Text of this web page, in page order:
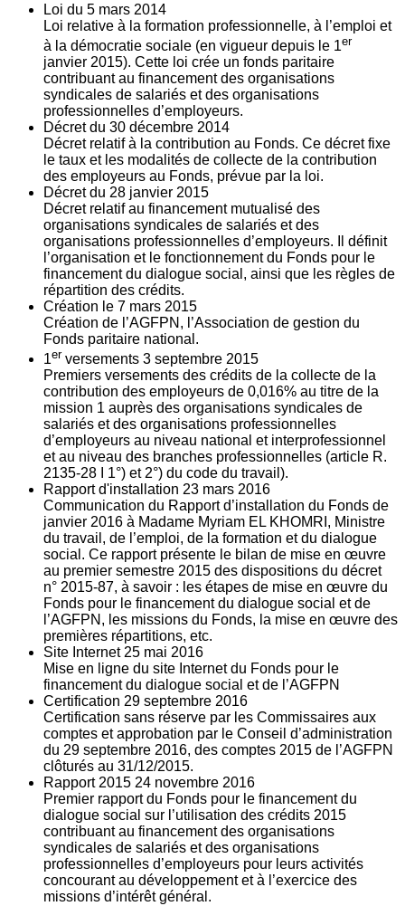
Loi du 5 mars 2014
Loi relative à la formation professionnelle, à l’emploi et
à la démocratie sociale (en vigueur depuis le 1er
janvier 2015). Cette loi crée un fonds paritaire
contribuant au financement des organisations
syndicales de salariés et des organisations
professionnelles d’employeurs.
Décret du 30 décembre 2014
Décret relatif à la contribution au Fonds. Ce décret fixe
le taux et les modalités de collecte de la contribution
des employeurs au Fonds, prévue par la loi.
Décret du 28 janvier 2015
Décret relatif au financement mutualisé des
organisations syndicales de salariés et des
organisations professionnelles d’employeurs. Il définit
l’organisation et le fonctionnement du Fonds pour le
financement du dialogue social, ainsi que les règles de
répartition des crédits.
Création le 7 mars 2015
Création de l’AGFPN, l’Association de gestion du
Fonds paritaire national.
1er versements 3 septembre 2015
Premiers versements des crédits de la collecte de la
contribution des employeurs de 0,016% au titre de la
mission 1 auprès des organisations syndicales de
salariés et des organisations professionnelles
d’employeurs au niveau national et interprofessionnel
et au niveau des branches professionnelles (article R.
2135‐28 I 1°) et 2°) du code du travail).
Rapport d'installation 23 mars 2016
Communication du Rapport d’installation du Fonds de
janvier 2016 à Madame Myriam EL KHOMRI, Ministre
du travail, de l’emploi, de la formation et du dialogue
social. Ce rapport présente le bilan de mise en œuvre
au premier semestre 2015 des dispositions du décret
n° 2015-87, à savoir : les étapes de mise en œuvre du
Fonds pour le financement du dialogue social et de
l’AGFPN, les missions du Fonds, la mise en œuvre des
premières répartitions, etc.
Site Internet 25 mai 2016
Mise en ligne du site Internet du Fonds pour le
financement du dialogue social et de l’AGFPN
Certification 29 septembre 2016
Certification sans réserve par les Commissaires aux
comptes et approbation par le Conseil d’administration
du 29 septembre 2016, des comptes 2015 de l’AGFPN
clôturés au 31/12/2015.
Rapport 2015 24 novembre 2016
Premier rapport du Fonds pour le financement du
dialogue social sur l’utilisation des crédits 2015
contribuant au financement des organisations
syndicales de salariés et des organisations
professionnelles d’employeurs pour leurs activités
concourant au développement et à l’exercice des
missions d’intérêt général.